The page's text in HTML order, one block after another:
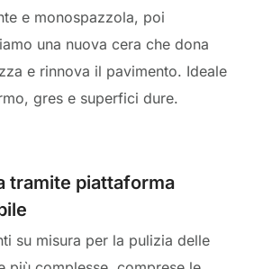
e monospazzola, poi
una nuova cera che dona
e rinnova il pavimento. Ideale
gres e superfici dure.
tramite piattaforma
su misura per la pulizia delle